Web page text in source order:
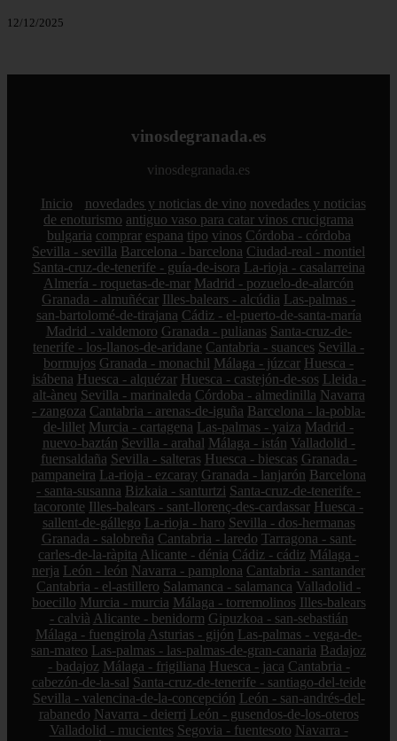
12/12/2025
vinosdegranada.es
vinosdegranada.es
Inicio novedades y noticias de vino novedades y noticias
de enoturismo antiguo vaso para catar vinos crucigrama
bulgaria comprar espana tipo vinos Córdoba - córdoba
Sevilla - sevilla Barcelona - barcelona Ciudad-real - montiel
Santa-cruz-de-tenerife - guía-de-isora La-rioja - casalarreina
Almería - roquetas-de-mar Madrid - pozuelo-de-alarcón
Granada - almuñécar Illes-balears - alcúdia Las-palmas -
san-bartolomé-de-tirajana Cádiz - el-puerto-de-santa-maría
Madrid - valdemoro Granada - pulianas Santa-cruz-de-
tenerife - los-llanos-de-aridane Cantabria - suances Sevilla -
bormujos Granada - monachil Málaga - júzcar Huesca -
isábena Huesca - alquézar Huesca - castejón-de-sos Lleida -
alt-àneu Sevilla - marinaleda Córdoba - almedinilla Navarra
- zangoza Cantabria - arenas-de-iguña Barcelona - la-pobla-
de-lillet Murcia - cartagena Las-palmas - yaiza Madrid -
nuevo-baztán Sevilla - arahal Málaga - istán Valladolid -
fuensaldaña Sevilla - salteras Huesca - biescas Granada -
pampaneira La-rioja - ezcaray Granada - lanjarón Barcelona
- santa-susanna Bizkaia - santurtzi Santa-cruz-de-tenerife -
tacoronte Illes-balears - sant-llorenç-des-cardassar Huesca -
sallent-de-gállego La-rioja - haro Sevilla - dos-hermanas
Granada - salobreña Cantabria - laredo Tarragona - sant-
carles-de-la-ràpita Alicante - dénia Cádiz - cádiz Málaga -
nerja León - león Navarra - pamplona Cantabria - santander
Cantabria - el-astillero Salamanca - salamanca Valladolid -
boecillo Murcia - murcia Málaga - torremolinos Illes-balears
- calvià Alicante - benidorm Gipuzkoa - san-sebastián
Málaga - fuengirola Asturias - gijón Las-palmas - vega-de-
san-mateo Las-palmas - las-palmas-de-gran-canaria Badajoz
- badajoz Málaga - frigiliana Huesca - jaca Cantabria -
cabezón-de-la-sal Santa-cruz-de-tenerife - santiago-del-teide
Sevilla - valencina-de-la-concepción León - san-andrés-del-
rabanedo Navarra - deierri León - gusendos-de-los-oteros
Valladolid - mucientes Segovia - fuentesoto Navarra -